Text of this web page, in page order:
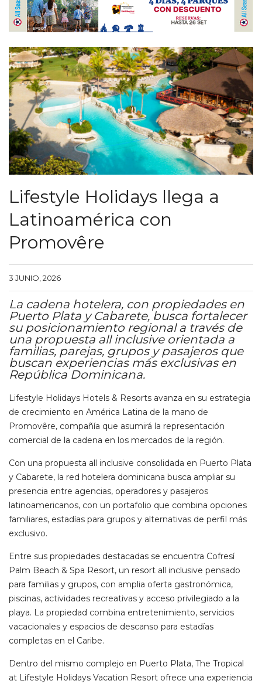
Lifestyle Holidays llega a
Latinoamérica con
Promovêre
3 JUNIO, 2026
La cadena hotelera, con propiedades en
Puerto Plata y Cabarete, busca fortalecer
su posicionamiento regional a través de
una propuesta all inclusive orientada a
familias, parejas, grupos y pasajeros que
buscan experiencias más exclusivas en
República Dominicana.
Lifestyle Holidays Hotels & Resorts avanza en su estrategia
de crecimiento en América Latina de la mano de
Promovêre, compañía que asumirá la representación
comercial de la cadena en los mercados de la región.
Con una propuesta all inclusive consolidada en Puerto Plata
y Cabarete, la red hotelera dominicana busca ampliar su
presencia entre agencias, operadores y pasajeros
latinoamericanos, con un portafolio que combina opciones
familiares, estadías para grupos y alternativas de perfil más
exclusivo.
Entre sus propiedades destacadas se encuentra Cofresí
Palm Beach & Spa Resort, un resort all inclusive pensado
para familias y grupos, con amplia oferta gastronómica,
piscinas, actividades recreativas y acceso privilegiado a la
playa. La propiedad combina entretenimiento, servicios
vacacionales y espacios de descanso para estadías
completas en el Caribe.
Dentro del mismo complejo en Puerto Plata, The Tropical
at Lifestyle Holidays Vacation Resort ofrece una experiencia